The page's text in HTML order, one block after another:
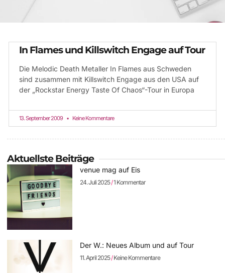
In Flames und Killswitch Engage auf Tour
Die Melodic Death Metaller In Flames aus Schweden
sind zusammen mit Killswitch Engage aus den USA auf
der „Rockstar Energy Taste Of Chaos“-Tour in Europa
13. September 2009 Keine Kommentare
Aktuellste Beiträge
venue mag auf Eis
24. Juli 2025 1 Kommentar
Der W.: Neues Album und auf Tour
11. April 2025 Keine Kommentare